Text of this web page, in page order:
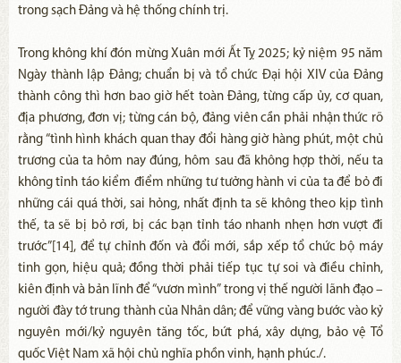
trong sạch Đảng và hệ thống chính trị.
Trong không khí đón mừng Xuân mới Ất Tỵ 2025; kỷ niệm 95 năm
Ngày thành lập Đảng; chuẩn bị và tổ chức Đại hội XIV của Đảng
thành công thì hơn bao giờ hết toàn Đảng, từng cấp ủy, cơ quan,
địa phương, đơn vị; từng cán bộ, đảng viên cần phải nhận thức rõ
rằng “tình hình khách quan thay đổi hàng giờ hàng phút, một chủ
trương của ta hôm nay đúng, hôm sau đã không hợp thời, nếu ta
không tỉnh táo kiểm điểm những tư tưởng hành vi của ta để bỏ đi
những cái quá thời, sai hỏng, nhất định ta sẽ không theo kịp tình
thế, ta sẽ bị bỏ rơi, bị các bạn tỉnh táo nhanh nhẹn hơn vượt đi
trước”[14], để tự chỉnh đốn và đổi mới, sắp xếp tổ chức bộ máy
tinh gọn, hiệu quả; đồng thời phải tiếp tục tự soi và điều chỉnh,
kiên định và bản lĩnh để “vươn mình” trong vị thế người lãnh đạo –
người đày tớ trung thành của Nhân dân; để vững vàng bước vào kỷ
nguyên mới/kỷ nguyên tăng tốc, bứt phá, xây dựng, bảo vệ Tổ
quốc Việt Nam xã hội chủ nghĩa phồn vinh, hạnh phúc./.